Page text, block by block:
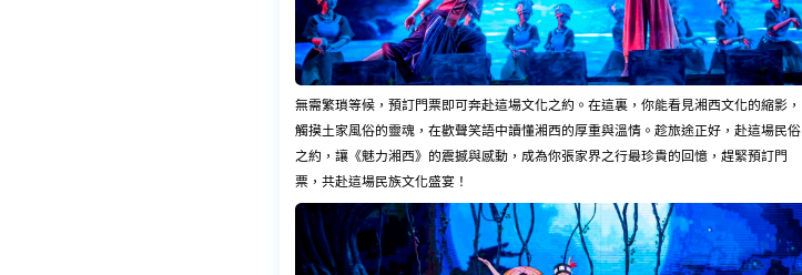
無需繁瑣等候，預訂門票即可奔赴這場文化之約。在這裏，你能看見湘西文化的縮影，
觸摸土家風俗的靈魂，在歡聲笑語中讀懂湘西的厚重與溫情。趁旅途正好，赴這場民俗
之約，讓《魅力湘西》的震撼與感動，成為你張家界之行最珍貴的回憶，趕緊預訂門
票，共赴這場民族文化盛宴！